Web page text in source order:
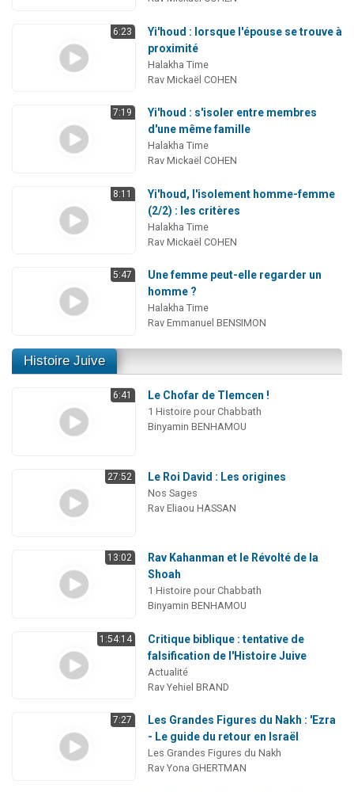
6:23
Yi'houd : lorsque l'épouse se trouve à
proximité
Halakha Time
Rav Mickaël COHEN
7:19
Yi'houd : s'isoler entre membres
d'une même famille
Halakha Time
Rav Mickaël COHEN
8:11
Yi'houd, l'isolement homme-femme
(2/2) : les critères
Halakha Time
Rav Mickaël COHEN
5:47
Une femme peut-elle regarder un
homme ?
Halakha Time
Rav Emmanuel BENSIMON
Histoire Juive
6:41 Le Chofar de Tlemcen !
1 Histoire pour Chabbath
Binyamin BENHAMOU
27:52 Le Roi David : Les origines
Nos Sages
Rav Eliaou HASSAN
13:02
Rav Kahanman et le Révolté de la
Shoah
1 Histoire pour Chabbath
Binyamin BENHAMOU
1:54:14
Critique biblique : tentative de
falsification de l'Histoire Juive
Actualité
Rav Yehiel BRAND
7:27
Les Grandes Figures du Nakh : 'Ezra
- Le guide du retour en Israël
Les Grandes Figures du Nakh
Rav Yona GHERTMAN